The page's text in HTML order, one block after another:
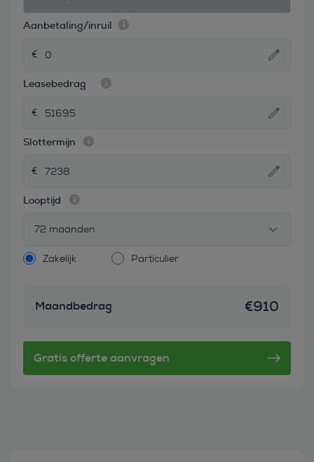
Aanbetaling/inruil
Leasebedrag
Slottermijn
Looptijd
72 maanden
Zakelijk Particulier
Maandbedrag €910